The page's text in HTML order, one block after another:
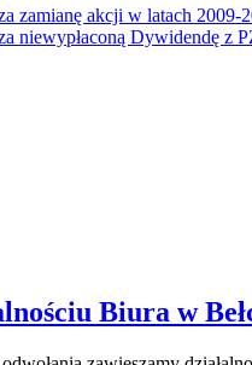
zamianę akcji w latach 2009-
niewypłaconą Dywidendę z
Biura w